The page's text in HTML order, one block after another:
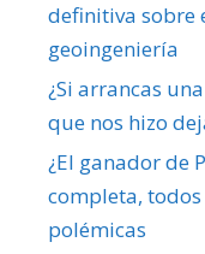
definitiva sobre
geoingeniería
¿Si arrancas
que nos hizo
¿El ganador de
completa,
polémicas